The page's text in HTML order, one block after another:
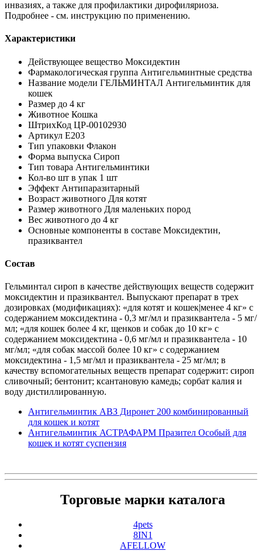
инвазиях, а также для профилактики дирофиляриоза.
Подробнее - см. инструкцию по применению.
Характеристики
Действующее вещество Моксидектин
Фармакологическая группа Антигельминтные средства
Название модели ГЕЛЬМИНТАЛ Антигельминтик для
кошек
Размер до 4 кг
Животное Кошка
ШтрихКод ЦР-00102930
Артикул Е203
Тип упаковки Флакон
Форма выпуска Сироп
Тип товара Антигельминтики
Кол-во шт в упак 1 шт
Эффект Антипаразитарный
Возраст животного Для котят
Размер животного Для маленьких пород
Вес животного до 4 кг
Основные компоненты в составе Моксидектин,
празиквантел
Состав
Гельминтал сироп в качестве действующих веществ содержит
моксидектин и празиквантел. Выпускают препарат в трех
дозировках (модификациях): «для котят и кошек|менее 4 кг» с
содержанием моксидектина - 0,3 мг/мл и празиквантела - 5 мг/
мл; «для кошек более 4 кг, щенков и собак до 10 кг» с
содержанием моксидектина - 0,6 мг/мл и празиквантела - 10
мг/мл; «для собак массой более 10 кг» с содержанием
моксидектина - 1,5 мг/мл и празиквантела - 25 мг/мл; в
качеству вспомогательных веществ препарат содержит: сироп
сливочный; бентонит; ксантановую камедь; сорбат калия и
воду дистиллированную.
Антигельминтик АВЗ Диронет 200 комбинированный
для кошек и котят
Антигельминтик АСТРАФАРМ Празител Особый для
кошек и котят суспензия
Торговые марки каталога
4pets
8IN1
AFELLOW